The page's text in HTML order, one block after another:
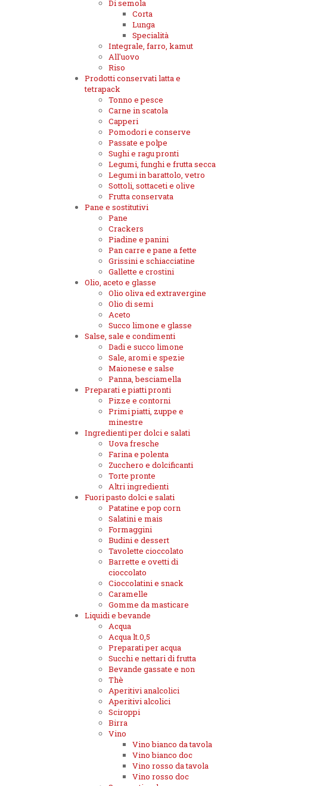
Di semola
Corta
Lunga
Specialità
Integrale, farro, kamut
All'uovo
Riso
Prodotti conservati latta e
tetrapack
Tonno e pesce
Carne in scatola
Capperi
Pomodori e conserve
Passate e polpe
Sughi e ragu pronti
Legumi, funghi e frutta secca
Legumi in barattolo, vetro
Sottoli, sottaceti e olive
Frutta conservata
Pane e sostitutivi
Pane
Crackers
Piadine e panini
Pan carre e pane a fette
Grissini e schiacciatine
Gallette e crostini
Olio, aceto e glasse
Olio oliva ed extravergine
Olio di semi
Aceto
Succo limone e glasse
Salse, sale e condimenti
Dadi e succo limone
Sale, aromi e spezie
Maionese e salse
Panna, besciamella
Preparati e piatti pronti
Pizze e contorni
Primi piatti, zuppe e
minestre
Ingredienti per dolci e salati
Uova fresche
Farina e polenta
Zucchero e dolcificanti
Torte pronte
Altri ingredienti
Fuori pasto dolci e salati
Patatine e pop corn
Salatini e mais
Formaggini
Budini e dessert
Tavolette cioccolato
Barrette e ovetti di
cioccolato
Cioccolatini e snack
Caramelle
Gomme da masticare
Liquidi e bevande
Acqua
Acqua lt.0,5
Preparati per acqua
Succhi e nettari di frutta
Bevande gassate e non
Thè
Aperitivi analcolici
Aperitivi alcolici
Sciroppi
Birra
Vino
Vino bianco da tavola
Vino bianco doc
Vino rosso da tavola
Vino rosso doc